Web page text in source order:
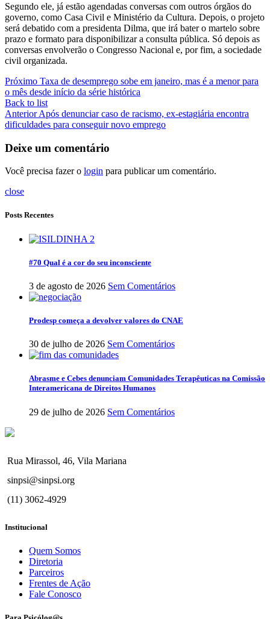
Segundo ele, já estão agendadas conversas com outros órgãos do
governo, como Casa Civil e Ministério da Cultura. Depois, o projeto
será debatido com a presidenta Dilma, que irá bater o martelo sobre
prazo e formato para disponibilizar a consulta pública. Só depois as
conversas envolverão o Congresso Nacional e, por fim, a sociedade
civil organizada.
Próximo Taxa de desemprego sobe em janeiro, mas é a menor para
o mês desde início da série histórica
Back to list
Anterior Após denunciar caso de racismo, ex-estagiária encontra
dificuldades para conseguir novo emprego
Deixe um comentário
Você precisa fazer o login para publicar um comentário.
close
Posts Recentes
#70 Qual é a cor do seu inconsciente
3 de agosto de 2026 Sem Comentários
Prodesp começa a devolver valores do CNAE
30 de julho de 2026 Sem Comentários
Abrasme e Cebes denunciam Comunidades Terapêuticas na Comissão
Interamericana de Direitos Humanos
29 de julho de 2026 Sem Comentários
Rua Mirassol, 46, Vila Mariana
sinpsi@sinpsi.org
(11) 3062-4929
Institucional
Quem Somos
Diretoria
Parceiros
Frentes de Ação
Fale Conosco